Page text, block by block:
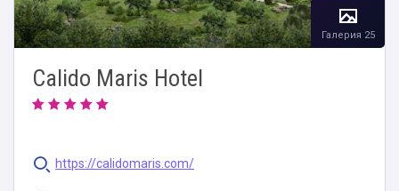
Calido Maris Hotel
https://calidomaris.com/
Галерия 25